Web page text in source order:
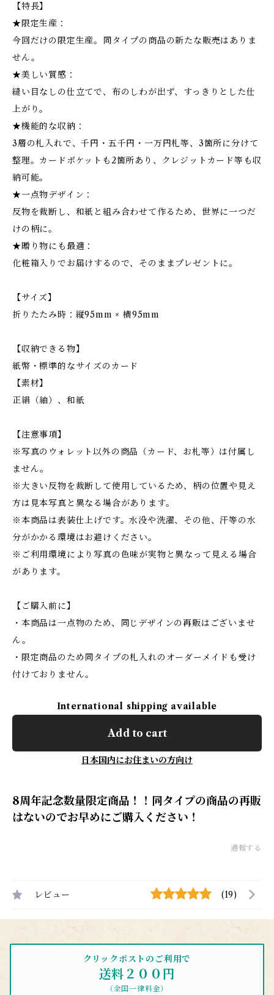
【特長】
★限定生産：
今回だけの限定生産。同タイプの商品の新たな販売はありま
せん。
★美しい質感：
縫い目なしの仕立てで、布のしわが出ず、すっきりとした仕
上がり。
★機能的な収納：
3層の札入れで、千円・五千円・一万円札等、3箇所に分けて
整理。カードポケットも2箇所あり、クレジットカード等も収
納可能。
★一点物デザイン：
反物を裁断し、和紙と組み合わせて作るため、世界に一つだ
けの柄に。
★贈り物にも最適：
化粧箱入りでお届けするので、そのままプレゼントに。
【サイズ】
折りたたみ時：縦95mm × 横95mm
【収納できる物】
紙幣・標準的なサイズのカード
【素材】
正絹（紬）、和紙
【注意事項】
※写真のウォレット以外の商品（カード、お札等）は付属し
ません。
※大きい反物を裁断して使用しているため、柄の位置や見え
方は見本写真と異なる場合があります。
※本商品は表装仕上げです。水没や洗濯、その他、汗等の水
分がかかる環境はお避けください。
※ご利用環境により写真の色味が実物と異なって見える場合
があります。
【ご購入前に】
・本商品は一点物のため、同じデザインの再販はございませ
ん。
・限定商品のため同タイプの札入れのオーダーメイドも受け
付けておりません。
International shipping available
Add to cart
日本国内にお住まいの方向け
8周年記念数量限定商品！！同タイプの商品の再販
はないのでお早めにご購入ください！
通報する
レビュー (19)
クリックポストのご利用で
送料２００円
（全国一律料金）